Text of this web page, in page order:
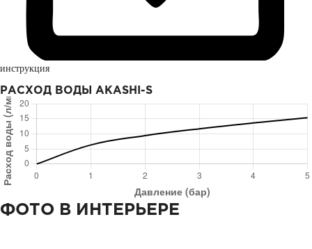
инструкция
РАСХОД ВОДЫ AKASHI-S
ФОТО В ИНТЕРЬЕРЕ